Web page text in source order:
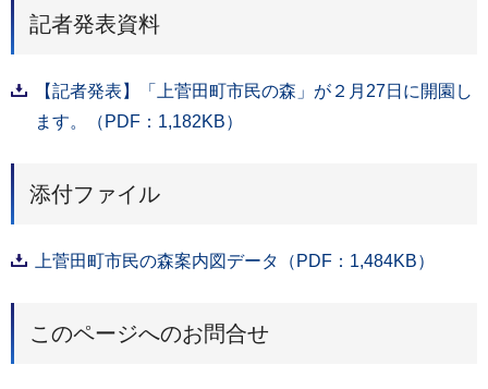
記者発表資料
【記者発表】「上菅田町市民の森」が２月27日に開園し
ます。（PDF：1,182KB）
添付ファイル
上菅田町市民の森案内図データ（PDF：1,484KB）
このページへのお問合せ